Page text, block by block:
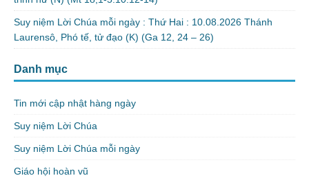
Suy niệm Lời Chúa mỗi ngày : Thứ Hai : 10.08.2026 Thánh
Laurensô, Phó tế, tử đạo (K) (Ga 12, 24 – 26)
Danh mục
Tin mới cập nhật hàng ngày
Suy niệm Lời Chúa
Suy niệm Lời Chúa mỗi ngày
Giáo hội hoàn vũ